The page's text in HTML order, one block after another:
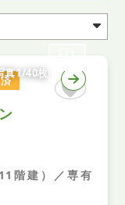
真1/40枚
階建）／専有